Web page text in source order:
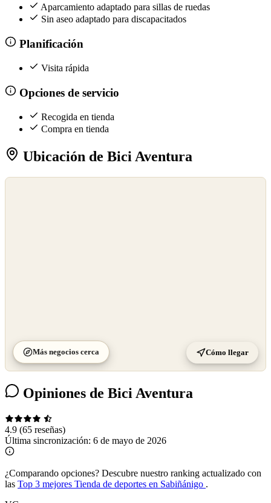
Aparcamiento adaptado para sillas de ruedas
Sin aseo adaptado para discapacitados
Planificación
Visita rápida
Opciones de servicio
Recogida en tienda
Compra en tienda
Ubicación de Bici Aventura
Más negocios cerca Cómo llegar
Opiniones de Bici Aventura
4.9 (65 reseñas)
Última sincronización: 6 de mayo de 2026
¿Comparando opciones? Descubre nuestro ranking actualizado con
las Top 3 mejores Tienda de deportes en Sabiñánigo .